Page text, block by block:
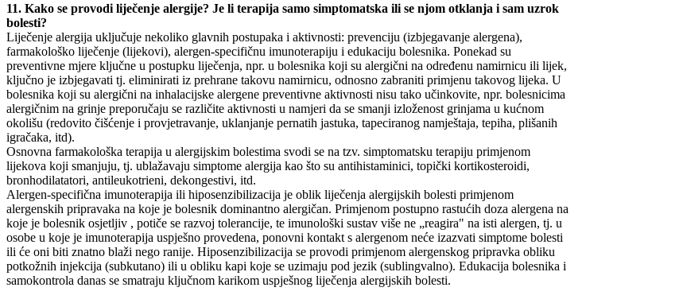
11. Kako se provodi liječenje alergije? Je li terapija samo simptomatska ili se njom otklanja i sam uzrok
bolesti?
Liječenje alergija uključuje nekoliko glavnih postupaka i aktivnosti: prevenciju (izbjegavanje alergena),
farmakološko liječenje (lijekovi), alergen-specifičnu imunoterapiju i edukaciju bolesnika. Ponekad su
preventivne mjere ključne u postupku liječenja, npr. u bolesnika koji su alergični na određenu namirnicu ili lijek,
ključno je izbjegavati tj. eliminirati iz prehrane takovu namirnicu, odnosno zabraniti primjenu takovog lijeka. U
bolesnika koji su alergični na inhalacijske alergene preventivne aktivnosti nisu tako učinkovite, npr. bolesnicima
alergičnim na grinje preporučaju se različite aktivnosti u namjeri da se smanji izloženost grinjama u kućnom
okolišu (redovito čišćenje i provjetravanje, uklanjanje pernatih jastuka, tapeciranog namještaja, tepiha, plišanih
igračaka, itd).
Osnovna farmakološka terapija u alergijskim bolestima svodi se na tzv. simptomatsku terapiju primjenom
lijekova koji smanjuju, tj. ublažavaju simptome alergija kao što su antihistaminici, topički kortikosteroidi,
bronhodilatatori, antileukotrieni, dekongestivi, itd.
Alergen-specifična imunoterapija ili hiposenzibilizacija je oblik liječenja alergijskih bolesti primjenom
alergenskih pripravaka na koje je bolesnik dominantno alergičan. Primjenom postupno rastućih doza alergena na
koje je bolesnik osjetljiv , potiče se razvoj tolerancije, te imunološki sustav više ne „reagira" na isti alergen, tj. u
osobe u koje je imunoterapija uspješno provedena, ponovni kontakt s alergenom neće izazvati simptome bolesti
ili će oni biti znatno blaži nego ranije. Hiposenzibilizacija se provodi primjenom alergenskog pripravka obliku
potkožnih injekcija (subkutano) ili u obliku kapi koje se uzimaju pod jezik (sublingvalno). Edukacija bolesnika i
samokontrola danas se smatraju ključnom karikom uspješnog liječenja alergijskih bolesti.